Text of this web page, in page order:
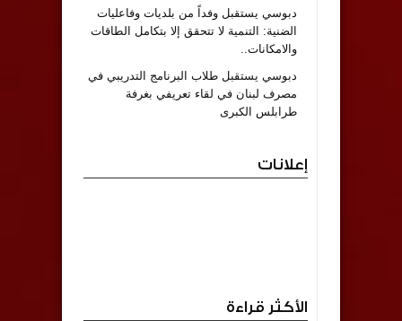
دبوسي يستقبل وفداً من بلديات وفاعليات
الضنية: التنمية لا تتحقق إلا بتكامل الطاقات
والامكانات..
دبوسي يستقبل طلاب البرنامج التدريبي في
مصرف لبنان في لقاء تعريفي بغرفة
طرابلس الكبرى
إعلانات
الأكثر قراءة